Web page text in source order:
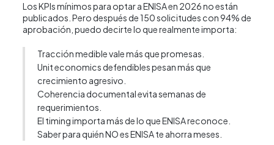
Los KPIs mínimos para optar a ENISA en 2026 no están
publicados. Pero después de 150 solicitudes con 94% de
aprobación, puedo decirte lo que realmente importa:
Tracción medible vale más que promesas.
Unit economics defendibles pesan más que
crecimiento agresivo.
Coherencia documental evita semanas de
requerimientos.
El timing importa más de lo que ENISA reconoce.
Saber para quién NO es ENISA te ahorra meses.